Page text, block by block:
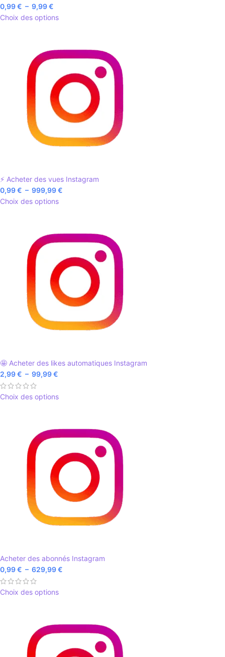
0,99€ – 9,99€
Choix des options
⚡ Acheter des vues Instagram
0,99€ – 999,99€
Choix des options
🤩 Acheter des likes automatiques Instagram
2,99€ – 99,99€
Choix des options
Acheter des abonnés Instagram
0,99€ – 629,99€
Choix des options